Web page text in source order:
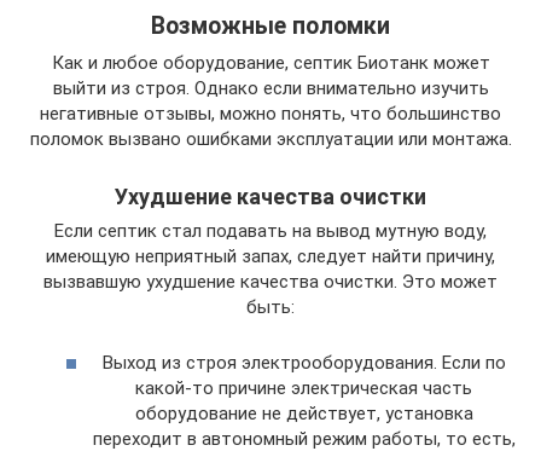
Возможные поломки
Как и любое оборудование, септик Биотанк может
выйти из строя. Однако если внимательно изучить
негативные отзывы, можно понять, что большинство
поломок вызвано ошибками эксплуатации или монтажа.
Ухудшение качества очистки
Если септик стал подавать на вывод мутную воду,
имеющую неприятный запах, следует найти причину,
вызвавшую ухудшение качества очистки. Это может
быть:
Выход из строя электрооборудования. Если по
какой-то причине электрическая часть
оборудование не действует, установка
переходит в автономный режим работы, то есть,